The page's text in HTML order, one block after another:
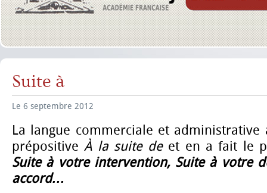
Suite à
Le 6 septembre 2012
La langue commerciale et
prépositiveÀ la suite de et en a fait le
Suite à votre intervention, Suite à votre
accord…